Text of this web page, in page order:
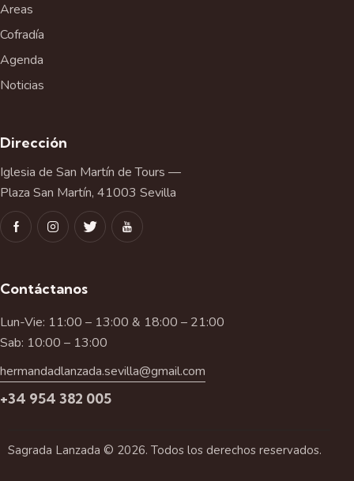
Areas
Cofradía
Agenda
Noticias
Dirección
Iglesia de San Martín de Tours —
Plaza San Martín, 41003 Sevilla
Contáctanos
Lun-Vie: 11:00 – 13:00 & 18:00 – 21:00
Sab: 10:00 – 13:00
hermandadlanzada.sevilla@gmail.com
+34 954 382 005
Sagrada Lanzada © 2026. Todos los derechos reservados.